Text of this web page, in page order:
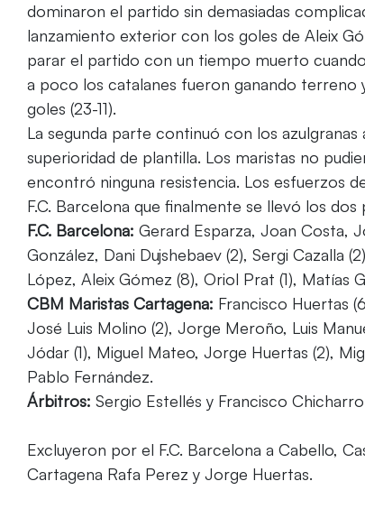
dominaron el partido sin demasiadas
lanzamiento exterior con los goles de Aleix
parar el partido con un tiempo muerto
a poco los catalanes fueron ganando terreno
goles (23-11).
La segunda parte continuó con los
superioridad de plantilla. Los maristas no
encontró ninguna resistencia. Los esfuerzos
F.C. Barcelona que finalmente se llevó los
F.C. Barcelona: Gerard Esparza, Joan Costa,
González, Dani Dujshebaev (2), Sergi Cazalla
López, Aleix Gómez (8), Oriol Prat (1), Matías
CBM Maristas Cartagena: Francisco Huertas
José Luis Molino (2), Jorge Meroño, Luis
Jódar (1), Miguel Mateo, Jorge Huertas (2),
Pablo Fernández.
Árbitros: Sergio Estellés y Francisco Chicharro
Excluyeron por el F.C. Barcelona a Cabello,
Cartagena Rafa Perez y Jorge Huertas.